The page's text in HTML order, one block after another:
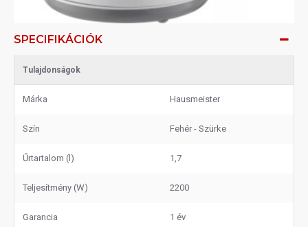
SPECIFIKÁCIÓK
Tulajdonságok
Márka Hausmeister
Szín Fehér - Szürke
Űrtartalom (l) 1,7
Teljesítmény (W) 2200
Garancia 1 év